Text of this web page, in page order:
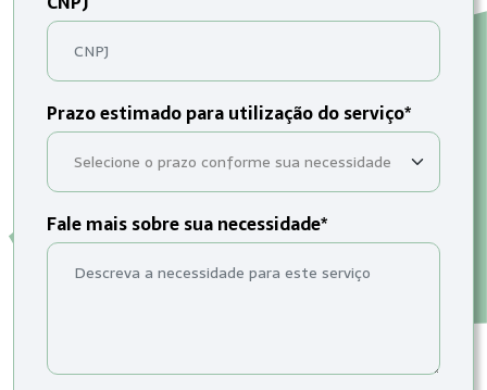
Prazo estimado para utilização do serviço*
Fale mais sobre sua necessidade*